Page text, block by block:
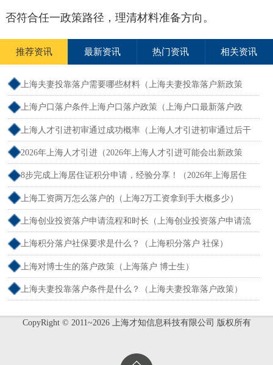
否符合任一政策路径，理清材料准备方向。
推荐资讯 最新资讯 热门资讯 相关资讯
上海夫妻投靠落户需要哪些材料（上海夫妻投靠落户新政策
2026年）
上海户口落户条件上海户口落户政策（上海户口最新落户政
策）
上海人才引进初审通过成功概率（上海人才引进初审通过后干
什么）
2026年上海人才引进（2026年上海人才引进可能会出新政策
吗）
8步完成上海居住证积分申请，经验分享！（2026年上海居住
证积分办理申请流程和准备材料）
上海工资两万怎么落户的（上海2万工资拿到手大概多少）
上海创业投资落户申请流程和时长（上海创业投资落户申请流
程和时长多久）
上海积分落户社保要求是什么？（上海积分落户 社保）
上海对博士生的落户政策（上海落户 博士生）
上海夫妻投靠落户条件是什么？（上海夫妻投靠落户政策）
CopyRight © 2011~2026 上海才知信息科技有限公司 版权所有